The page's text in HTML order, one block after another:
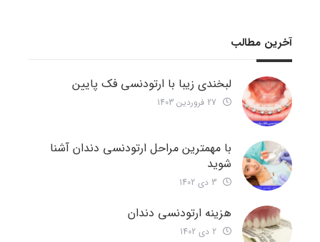
آخرین مطالب
لبخندی زیبا با ارتودنسی فک پایین
با مهمترین مراحل ارتودنسی دندان آشنا
شوید
هزینه ارتودنسی دندان